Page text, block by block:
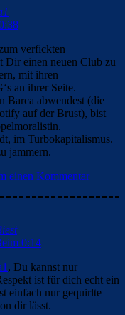
verfickten
einen neuen Club zu
mit ihren
an ihrer Seite.
Barca abwendest (die
auf der Brust), bist
im Turbokapitalismus.
jammern.
einen Kommentar
0:14
, Du kannst nur
ist für dich echt ein
einfach nur gequirlte
dir lässt.